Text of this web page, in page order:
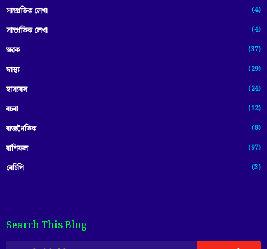
সাম্প্রতিক লেখা (4)
সাম্প্ৰতিক লেখা (4)
স্তৱক (37)
স্বাস্থ্য (29)
হাস্যৰস (24)
ৰচনা (12)
ৰাজনৈতিক (8)
ৰাশিফল (97)
ৰেচিপি (3)
Search This Blog